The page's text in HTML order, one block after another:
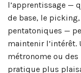
l’apprentissage —
de base, le
pentatoniques —
maintenir
métronome ou
pratique plus